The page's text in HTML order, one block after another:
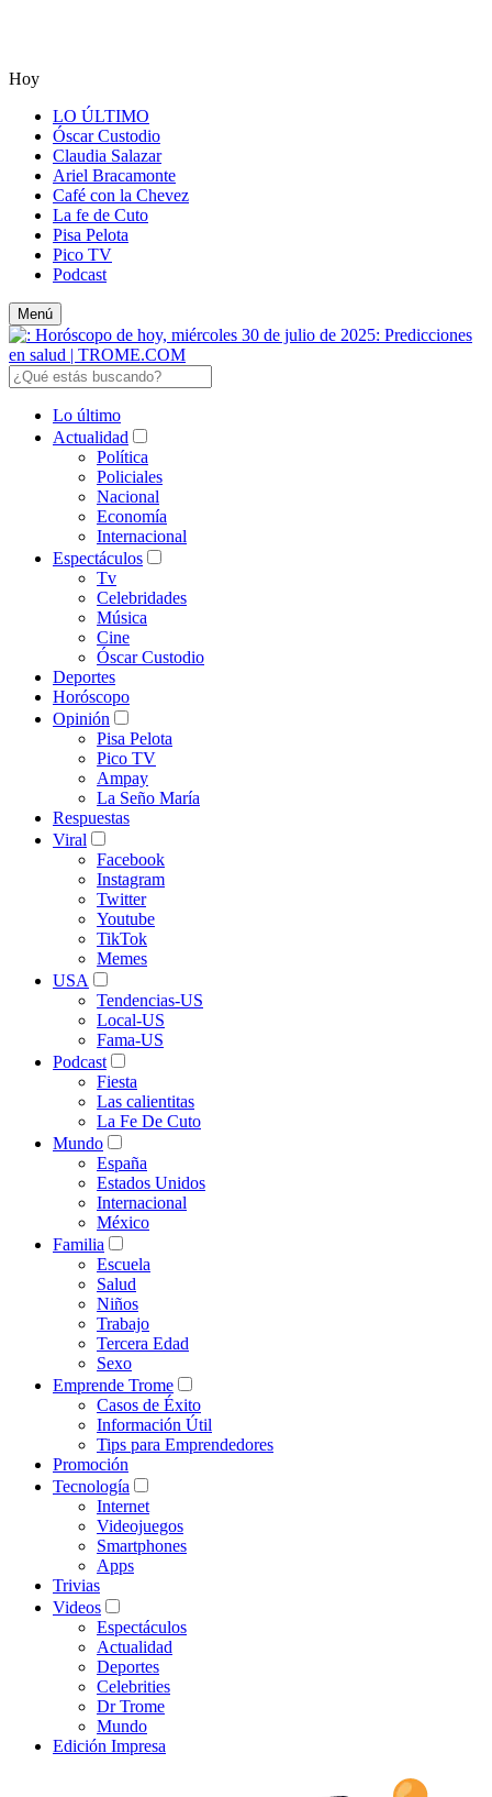
Hoy
LO ÚLTIMO
Óscar Custodio
Claudia Salazar
Ariel Bracamonte
Café con la Chevez
La fe de Cuto
Pisa Pelota
Pico TV
Podcast
Menú
Lo último
Actualidad
Política
Policiales
Nacional
Economía
Internacional
Espectáculos
Tv
Celebridades
Música
Cine
Óscar Custodio
Deportes
Horóscopo
Opinión
Pisa Pelota
Pico TV
Ampay
La Seño María
Respuestas
Viral
Facebook
Instagram
Twitter
Youtube
TikTok
Memes
USA
Tendencias-US
Local-US
Fama-US
Podcast
Fiesta
Las calientitas
La Fe De Cuto
Mundo
España
Estados Unidos
Internacional
México
Familia
Escuela
Salud
Niños
Trabajo
Tercera Edad
Sexo
Emprende Trome
Casos de Éxito
Información Útil
Tips para Emprendedores
Promoción
Tecnología
Internet
Videojuegos
Smartphones
Apps
Trivias
Videos
Espectáculos
Actualidad
Deportes
Celebrities
Dr Trome
Mundo
Edición Impresa